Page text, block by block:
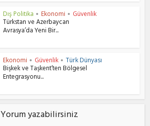
Dış Politika • Ekonomi • Güvenlik
Türkstan ve Azerbaycan
Avrasya’da Yeni Bir...
Ekonomi • Güvenlik • Türk Dünyası
Bişkek ve Taşkent’ten Bölgesel
Entegrasyonu...
Yorum yazabilirsiniz